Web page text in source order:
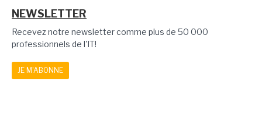
NEWSLETTER
Recevez notre newsletter comme plus de 50 000
professionnels de l'IT!
JE M'ABONNE